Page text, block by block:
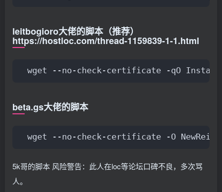
leitbogioro大佬的脚本（推荐）
https://hostloc.com/thread-1159839-1-1.html
wget --no-check-certificate -qO
beta.gs大佬的脚本
wget --no-check-certificate -O
5k哥的脚本 风险警告：此人在loc等论坛口碑不良，多次骂
人。